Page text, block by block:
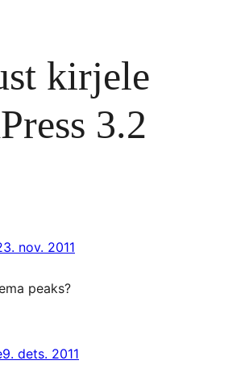
kirjele
3.2
nov. 2011
peaks?
9. dets. 2011